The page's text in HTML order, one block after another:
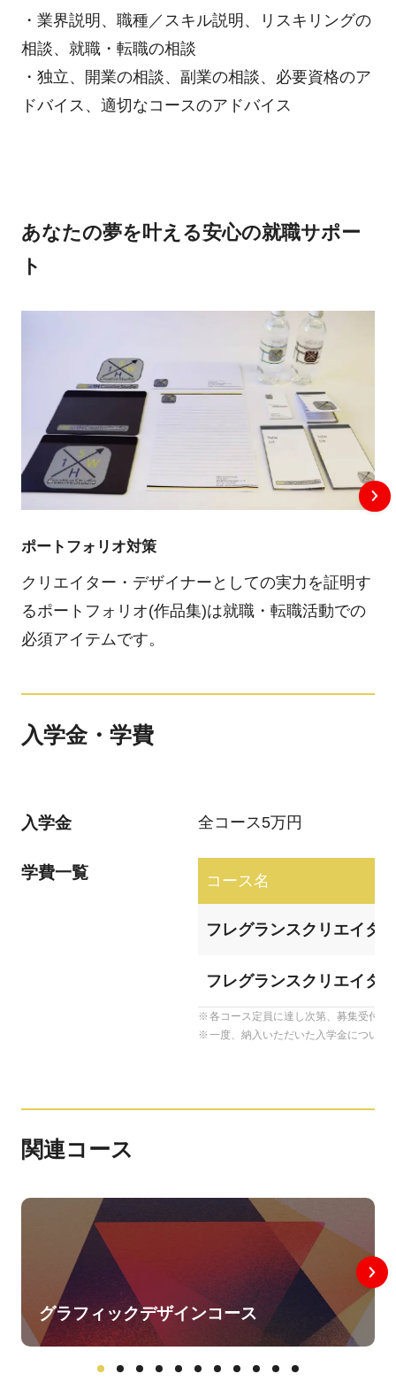
・業界説明、職種／スキル説明、リスキリングの
相談、就職・転職の相談
・独立、開業の相談、副業の相談、必要資格のア
ドバイス、適切なコースのアドバイス
あなたの夢を叶える安心の就職サポー
ト
ポートフォリオ対策
クリエイター・デザイナーとしての実力を証明す
るポートフォリオ(作品集)は就職・転職活動での
必須アイテムです。
入学金・学費
入学金 全コース5万円
学費一覧 コース名
フレグランスクリエイタ
フレグランスクリエイタ
各コース定員に達し次第、募集受付を
一度、納入いただいた入学金につい
関連コース
グラフィックデザインコース